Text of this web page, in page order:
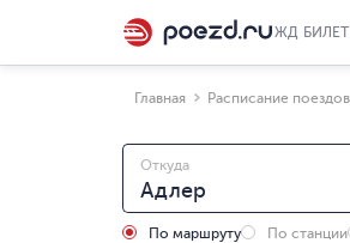
ЖД
Главная Расписание поездов
Откуда
По маршруту По станции